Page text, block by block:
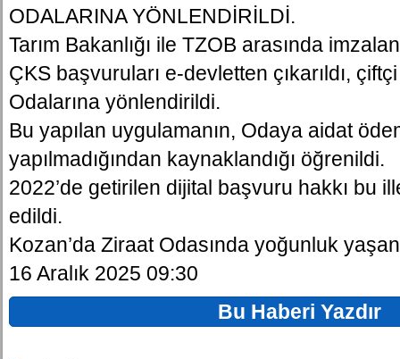
ODALARINA YÖNLENDİRİLDİ.
Tarım Bakanlığı ile TZOB arasında
ÇKS başvuruları e-devletten çıkarıldı,
Odalarına yönlendirildi.
Bu yapılan uygulamanın, Odaya aidat
yapılmadığından kaynaklandığı öğrenildi.
2022’de getirilen dijital başvuru hakkı bu
edildi.
Kozan’da Ziraat Odasında yoğunluk
16 Aralık 2025 09:30
Bu Haberi Yazdır